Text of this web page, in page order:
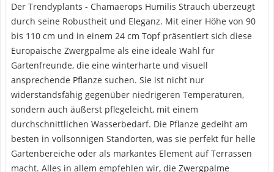
Der Trendyplants - Chamaerops Humilis Strauch überzeugt
durch seine Robustheit und Eleganz. Mit einer Höhe von 90
bis 110 cm und in einem 24 cm Topf präsentiert sich diese
Europäische Zwergpalme als eine ideale Wahl für
Gartenfreunde, die eine winterharte und visuell
ansprechende Pflanze suchen. Sie ist nicht nur
widerstandsfähig gegenüber niedrigeren Temperaturen,
sondern auch äußerst pflegeleicht, mit einem
durchschnittlichen Wasserbedarf. Die Pflanze gedeiht am
besten in vollsonnigen Standorten, was sie perfekt für helle
Gartenbereiche oder als markantes Element auf Terrassen
macht. Alles in allem empfehlen wir, die Zwergpalme